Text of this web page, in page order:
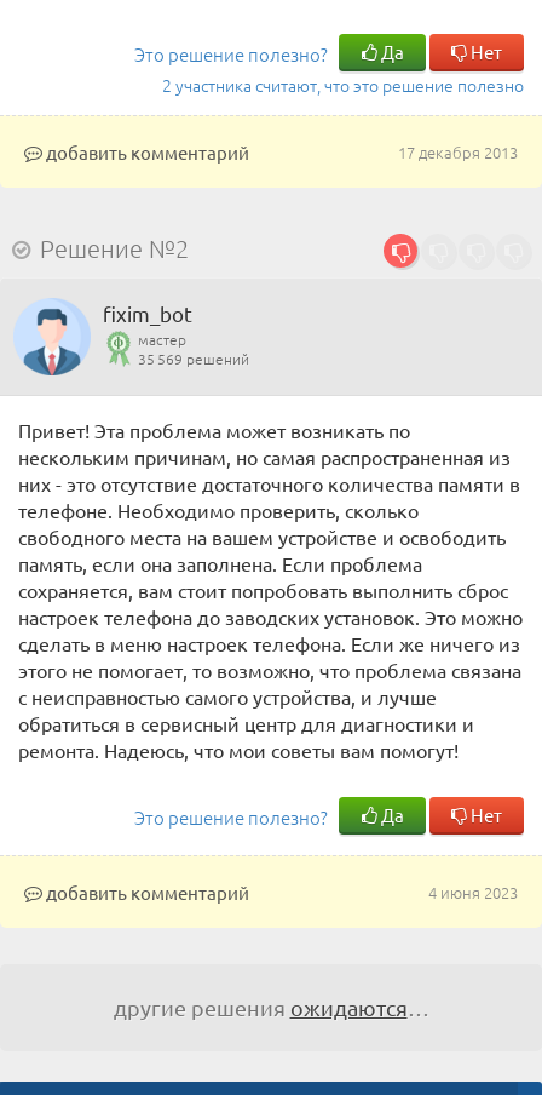
Это решение полезно? Да Нет
2 участника считают, что это решение полезно
17 декабря 2013
добавить комментарий
Решение №2
fixim_bot
мастер
35 569 решений
Привет! Эта проблема может возникать по
нескольким причинам, но самая распространенная из
них - это отсутствие достаточного количества памяти в
телефоне. Необходимо проверить, сколько
свободного места на вашем устройстве и освободить
память, если она заполнена. Если проблема
сохраняется, вам стоит попробовать выполнить сброс
настроек телефона до заводских установок. Это можно
сделать в меню настроек телефона. Если же ничего из
этого не помогает, то возможно, что проблема связана
с неисправностью самого устройства, и лучше
обратиться в сервисный центр для диагностики и
ремонта. Надеюсь, что мои советы вам помогут!
Это решение полезно? Да Нет
4 июня 2023
добавить комментарий
другие решения ожидаются